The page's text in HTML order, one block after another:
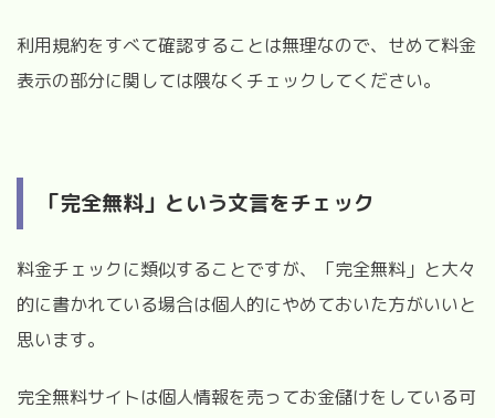
利用規約をすべて確認することは無理なので、せめて料金
表示の部分に関しては隈なくチェックしてください。
「完全無料」という文言をチェック
料金チェックに類似することですが、「完全無料」と大々
的に書かれている場合は個人的にやめておいた方がいいと
思います。
完全無料サイトは個人情報を売ってお金儲けをしている可